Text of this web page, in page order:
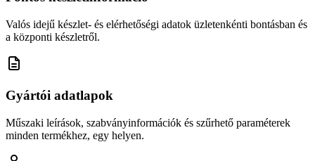
Valós idejű készlet- és elérhetőségi adatok üzletenkénti bontásban és
a központi készletről.
Gyártói adatlapok
Műszaki leírások, szabványinformációk és szűrhető paraméterek
minden termékhez, egy helyen.